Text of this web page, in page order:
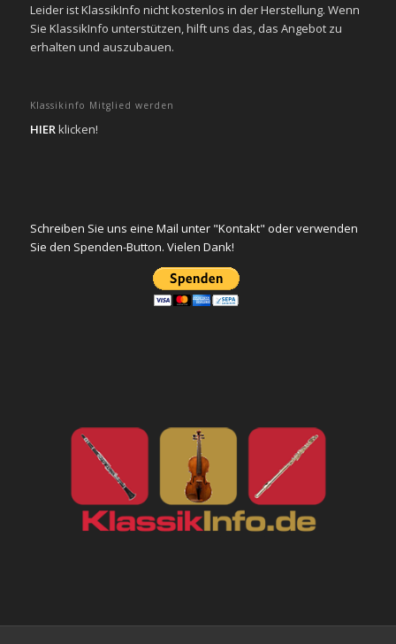
Leider ist KlassikInfo nicht kostenlos in der Herstellung. Wenn
Sie KlassikInfo unterstützen, hilft uns das, das Angebot zu
erhalten und auszubauen.
Klassikinfo Mitglied werden
HIERklicken!
Schreiben Sie uns eine Mail unter "Kontakt" oder verwenden
Sie den Spenden-Button. Vielen Dank!